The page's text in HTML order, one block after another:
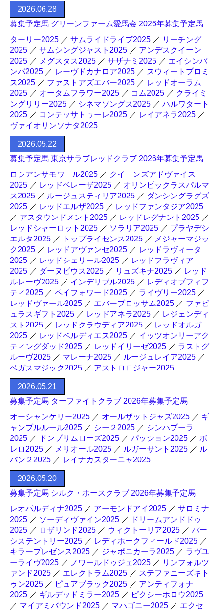
2026.06.28
募集予定馬 グリーンファーム愛馬会 2026年募集予定馬
ターリー2025 ／ サムライドライブ2025 ／ リーチング
2025 ／ サムシングジャスト2025 ／ アンデスクイーン
2025 ／ メグスタス2025 ／ サザナミ2025 ／ エイシンバ
ンバ2025 ／ レーヴドカナロア2025 ／ スウィートプロミ
ス2025 ／ ファストアズエバー2025 ／ レッドオーラム
2025 ／ オータムフラワー2025 ／ コム2025 ／ クライミ
ングリリー2025 ／ シネマソングス2025 ／ ハルワタート
2025 ／ コンテッサトゥーレ2025 ／ レイアネラ2025 ／
ヴァイオリンソナタ2025
2026.05.22
募集予定馬 東京サラブレッドクラブ 2026年募集予定馬
ロシアンサモワール2025 ／ クイーンズアドヴァイス
2025 ／ レッドベレーザ2025 ／ オリンピックラスパルマ
ス2025 ／ ルージュスティリア2025 ／ ダンシングラグズ
2025 ／ レッドエルザ2025 ／ レッドファンタジア2025
／ アスタウンドメント2025 ／ レッドレグナント2025 ／
レッドシャーロット2025 ／ ソラリア2025 ／ プラヤデシ
エルタ2025 ／ トップライセンス2025 ／ メジャーマジッ
ク2025 ／ レッドアヴァンセ2025 ／ レッドラヴィータ
2025 ／ レッドシェリール2025 ／ レッドフラヴィア
2025 ／ ダーヌビウス2025 ／ リュズキナ2025 ／ レッド
ルレーヴ2025 ／ インデリブル2025 ／ レディオブフィフ
ティ2025 ／ ペイフォワード2025 ／ ライヴリー2025 ／
レッドヴァール2025 ／ エバーブロッサム2025 ／ ファビ
ュラスギフト2025 ／ レッドアネラ2025 ／ レジェンディ
スト2025 ／ レッドクラウディア2025 ／ レッドオルガ
2025 ／ レッドベルディエス2025 ／ イッツオンリーアク
ティングダッド2025 ／ レッドイリーゼ2025 ／ ラストグ
ルーヴ2025 ／ マレーナ2025 ／ ルージュレイア2025 ／
ベガスマジック2025 ／ アストロロジャー2025
2026.05.21
募集予定馬 ターファイトクラブ 2026年募集予定馬
オーシャンケリー2025 ／ オールザットジャズ2025 ／ ギ
ャンブルルール2025 ／ シー２2025 ／ シンハプーラ
2025 ／ ドンプリムローズ2025 ／ パッション2025 ／ ボ
レロ2025 ／ メリオール2025 ／ ルガーサント2025 ／ ル
パン２2025 ／ レイナカスターニャ2025
2026.05.20
募集予定馬 シルク・ホースクラブ 2026年募集予定馬
レオパルディナ2025 ／ アーモンドアイ2025 ／ サロミナ
2025 ／ ソーディヴァイン2025 ／
ドリームアンドドゥ
2025 ／ ロザリンド2025 ／ ウィクトーリア2025 ／ パー
システントリー2025 ／ レディホークフィールド2025 ／
キラープレゼンス2025 ／ ジャポニカーラ2025 ／ ラヴユ
ーライヴ2025 ／ ノワールドゥジェ2025 ／ リンフォルツ
ァンド2025 ／ エレクトラム2025 ／ ステファニーズキト
ゥン2025 ／ ピュアブラック2025 ／ アンティフォナ
2025 ／ ギルデッドミラー2025 ／ ピクシーホロウ2025
／ マイアミバウンド2025 ／ マハゴニー2025 ／ エクセ